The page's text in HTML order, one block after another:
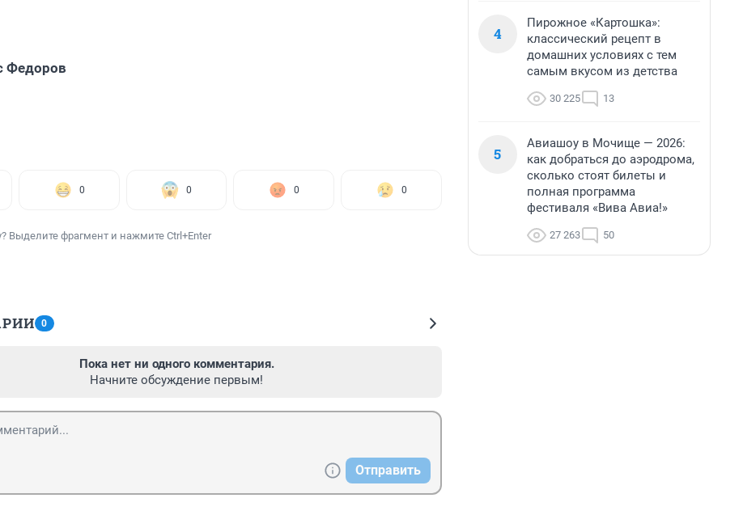
Федоров
0 0 0 0
Выделите фрагмент и нажмите Ctrl+Enter
0
Пока нет ни одного комментария.
Начните обсуждение первым!
Отправить
4
Пирожное «Картошка»:
классический рецепт в
домашних условиях с тем
самым вкусом из детства
30 225 13
5
Авиашоу в Мочище — 2026:
как добраться до аэродрома,
сколько стоят билеты и
полная программа
фестиваля «Вива Авиа!»
27 263 50